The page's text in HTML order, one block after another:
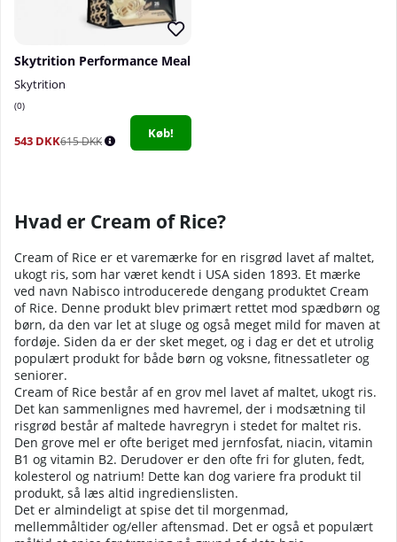
Skytrition Performance Meal
Skytrition
0
543 DKK615 DKK
Køb!
Hvad er Cream of Rice?
Cream of Rice er et varemærke for en risgrød lavet af maltet,
ukogt ris, som har været kendt i USA siden 1893. Et mærke
ved navn Nabisco introducerede dengang produktet Cream
of Rice. Denne produkt blev primært rettet mod spædbørn og
børn, da den var let at sluge og også meget mild for maven at
fordøje. Siden da er der sket meget, og i dag er det et utrolig
populært produkt for både børn og voksne, fitnessatleter og
seniorer.
Cream of Rice består af en grov mel lavet af maltet, ukogt ris.
Det kan sammenlignes med havremel, der i modsætning til
risgrød består af maltede havregryn i stedet for maltet ris.
Den grove mel er ofte beriget med jernfosfat, niacin, vitamin
B1 og vitamin B2. Derudover er den ofte fri for gluten, fedt,
kolesterol og natrium! Dette kan dog variere fra produkt til
produkt, så læs altid ingredienslisten.
Det er almindeligt at spise det til morgenmad,
mellemmåltider og/eller aftensmad. Det er også et populært